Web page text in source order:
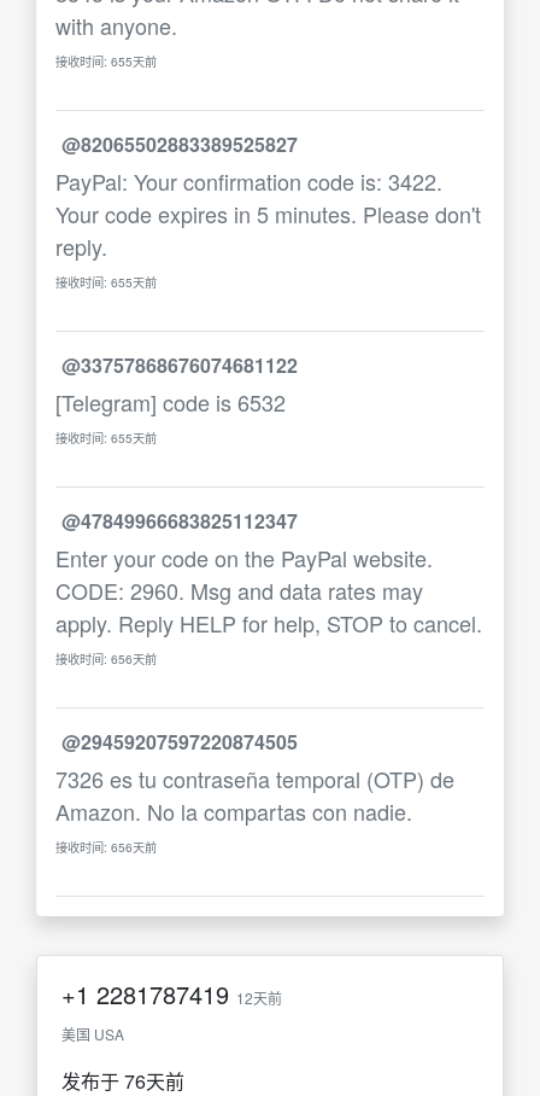
with anyone.
接收时间: 655天前
@82065502883389525827
PayPal: Your confirmation code is: 3422.
Your code expires in 5 minutes. Please don't
reply.
接收时间: 655天前
@33757868676074681122
[Telegram] code is 6532
接收时间: 655天前
@47849966683825112347
Enter your code on the PayPal website.
CODE: 2960. Msg and data rates may
apply. Reply HELP for help, STOP to cancel.
接收时间: 656天前
@29459207597220874505
7326 es tu contraseña temporal (OTP) de
Amazon. No la compartas con nadie.
接收时间: 656天前
+1 2281787419 12天前
美国 USA
发布于 76天前